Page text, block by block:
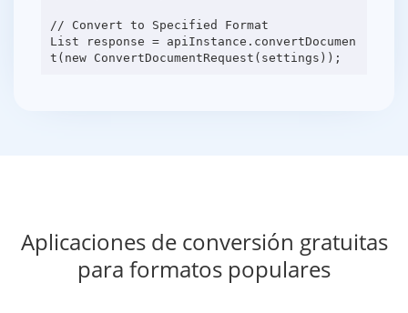
// Convert to Specified Format
List response = apiInstance.convertDocumen
Aplicaciones de conversión gratuitas
para formatos populares